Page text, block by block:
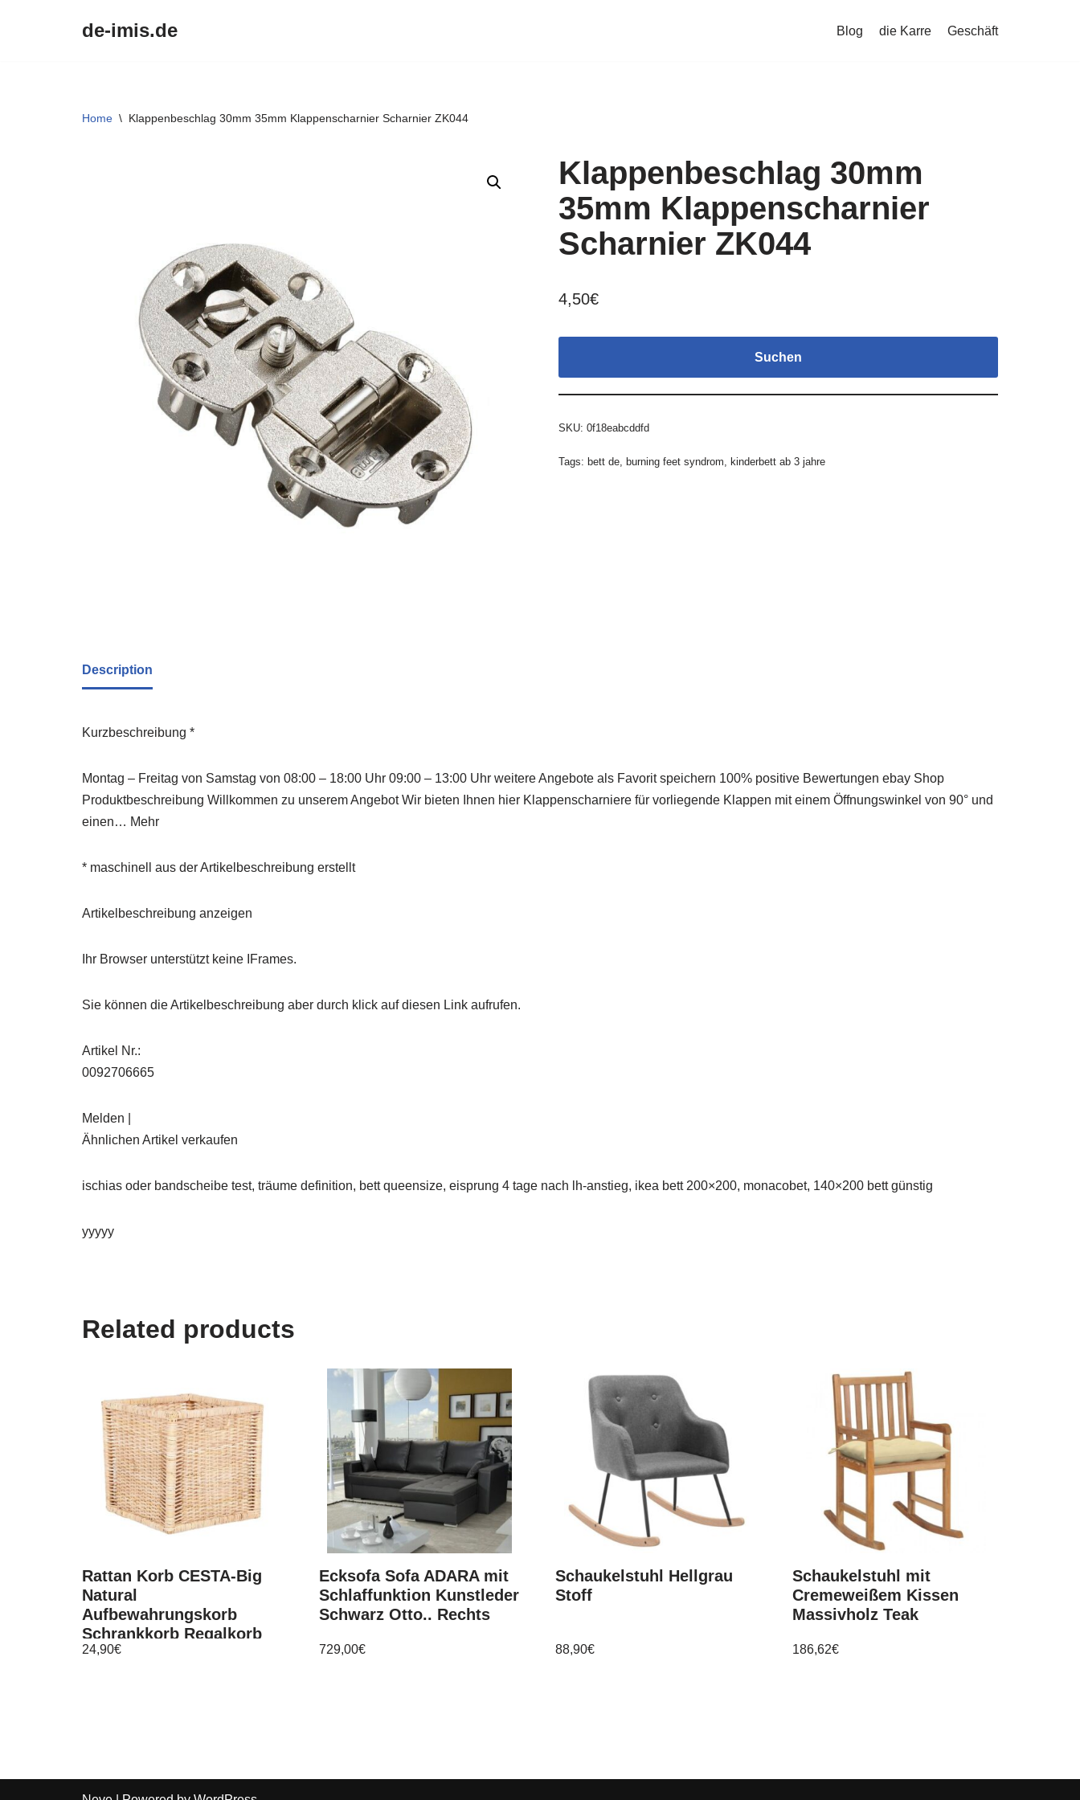
de-imis.de Blog die Karre Geschäft
Home \ Klappenbeschlag 30mm 35mm Klappenscharnier Scharnier ZK044
Klappenbeschlag 30mm
35mm Klappenscharnier
Scharnier ZK044
4,50€
Suchen
SKU: 0f18eabcddfd
Tags: bett de, burning feet syndrom, kinderbett ab 3 jahre
Description
Kurzbeschreibung *
Montag – Freitag von Samstag von 08:00 – 18:00 Uhr 09:00 – 13:00 Uhr weitere Angebote als Favorit speichern 100% positive Bewertungen ebay Shop
Produktbeschreibung Willkommen zu unserem Angebot Wir bieten Ihnen hier Klappenscharniere für vorliegende Klappen mit einem Öffnungswinkel von 90° und
einen… Mehr
* maschinell aus der Artikelbeschreibung erstellt
Artikelbeschreibung anzeigen
Ihr Browser unterstützt keine IFrames.
Sie können die Artikelbeschreibung aber durch klick auf diesen Link aufrufen.
Artikel Nr.:
0092706665
Melden |
Ähnlichen Artikel verkaufen
ischias oder bandscheibe test, träume definition, bett queensize, eisprung 4 tage nach lh-anstieg, ikea bett 200×200, monacobet, 140×200 bett günstig
yyyyy
Related products
Rattan Korb CESTA-Big
Natural
Aufbewahrungskorb
Schrankkorb Regalkorb
24,90€
Ecksofa Sofa ADARA mit
Schlaffunktion Kunstleder
Schwarz Otto.. Rechts
729,00€
Schaukelstuhl Hellgrau
Stoff
88,90€
Schaukelstuhl mit
Cremeweißem Kissen
Massivholz Teak
186,62€